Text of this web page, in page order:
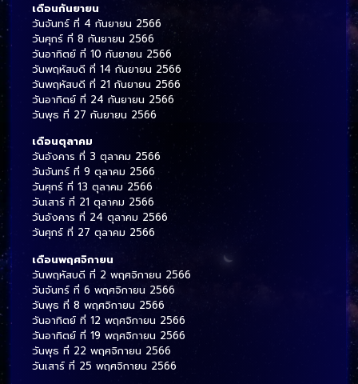
เดือนกันยายน
วันจันทร์ ที่ 4 กันยายน 2566
วันศุกร์ ที่ 8 กันยายน 2566
วันอาทิตย์ ที่ 10 กันยายน 2566
วันพฤหัสบดี ที่ 14 กันยายน 2566
วันพฤหัสบดี ที่ 21 กันยายน 2566
วันอาทิตย์ ที่ 24 กันยายน 2566
วันพุธ ที่ 27 กันยายน 2566
เดือนตุลาคม
วันอังคาร ที่ 3 ตุลาคม 2566
วันจันทร์ ที่ 9 ตุลาคม 2566
วันศุกร์ ที่ 13 ตุลาคม 2566
วันเสาร์ ที่ 21 ตุลาคม 2566
วันอังคาร ที่ 24 ตุลาคม 2566
วันศุกร์ ที่ 27 ตุลาคม 2566
เดือนพฤศจิกายน
วันพฤหัสบดี ที่ 2 พฤศจิกายน 2566
วันจันทร์ ที่ 6 พฤศจิกายน 2566
วันพุธ ที่ 8 พฤศจิกายน 2566
วันอาทิตย์ ที่ 12 พฤศจิกายน 2566
วันอาทิตย์ ที่ 19 พฤศจิกายน 2566
วันพุธ ที่ 22 พฤศจิกายน 2566
วันเสาร์ ที่ 25 พฤศจิกายน 2566